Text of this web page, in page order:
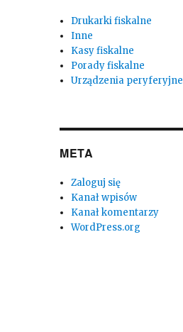
Drukarki fiskalne
Inne
Kasy fiskalne
Porady fiskalne
Urządzenia peryferyjne
META
Zaloguj się
Kanał wpisów
Kanał komentarzy
WordPress.org